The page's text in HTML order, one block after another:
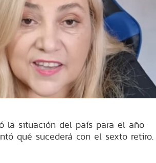
la situación del país para el año
qué sucederá con el sexto retiro.